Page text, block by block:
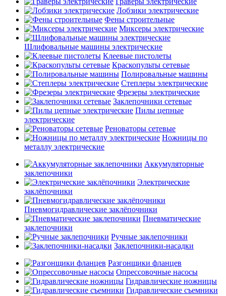
Лобзики электрические
Фены строительные
Миксеры электрические
Шлифовальные машины электрические
Клеевые пистолеты
Краскопульты сетевые
Полировальные машины
Степлеры электрические
Фрезеры электрические
Заклепочники сетевые
Пилы цепные
электрические
Реноваторы сетевые
Ножницы по
металлу электрические
Аккумуляторные
заклепочники
Электрические
заклёпочники
Пневмогидравлические заклёпочники
Пневматические
заклепочники
Ручные заклепочники
Заклепочники-насадки
Разгонщики фланцев
Опрессовочные насосы
Гидравлические ножницы
Гидравлические съемники